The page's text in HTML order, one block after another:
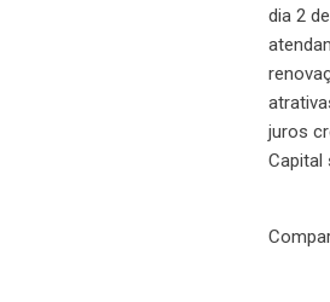
dia 2
juros
Capital